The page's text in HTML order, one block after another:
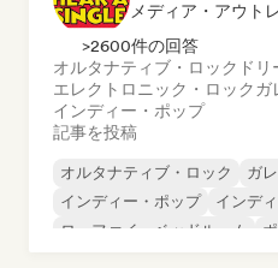
メディア・アウト
>2600件の回答
オルタナティブ・ロック ド
エレクトロニック・ロックガ
インディー・ポップ
記事を投稿
オルタナティブ・ロック
ガ
インディー・ポップ
インデ
ローファイ・ベッドルーム